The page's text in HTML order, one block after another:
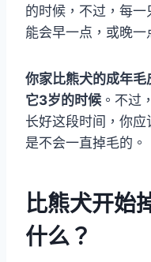
的时候，不过，每
能会早一点，或晚一
你家比熊犬的成年
它3岁的时候 。不过
长好这段时间，你
是不会一直掉毛的。
比熊犬开始
什么？